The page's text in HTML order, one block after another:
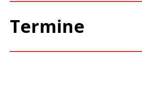
Termine